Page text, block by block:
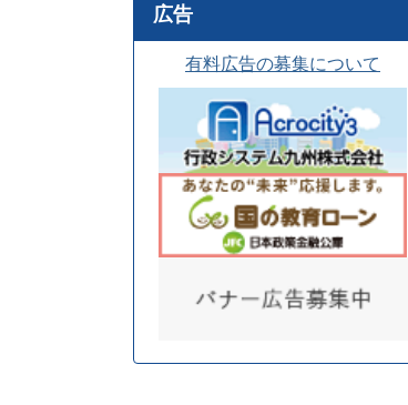
広告
有料広告の募集について